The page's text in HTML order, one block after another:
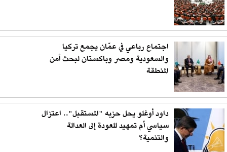
اجتماع رباعي في عمّان يجمع تركيا
والسعودية ومصر وباكستان لبحث أمن
المنطقة
داود أوغلو يحل حزبه "المستقبل".. اعتزال
سياسي أم تمهيد للعودة إلى العدالة
والتنمية؟